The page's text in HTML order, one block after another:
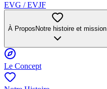
EVG / EVJF
À Propos Notre histoire et mission
Le Concept